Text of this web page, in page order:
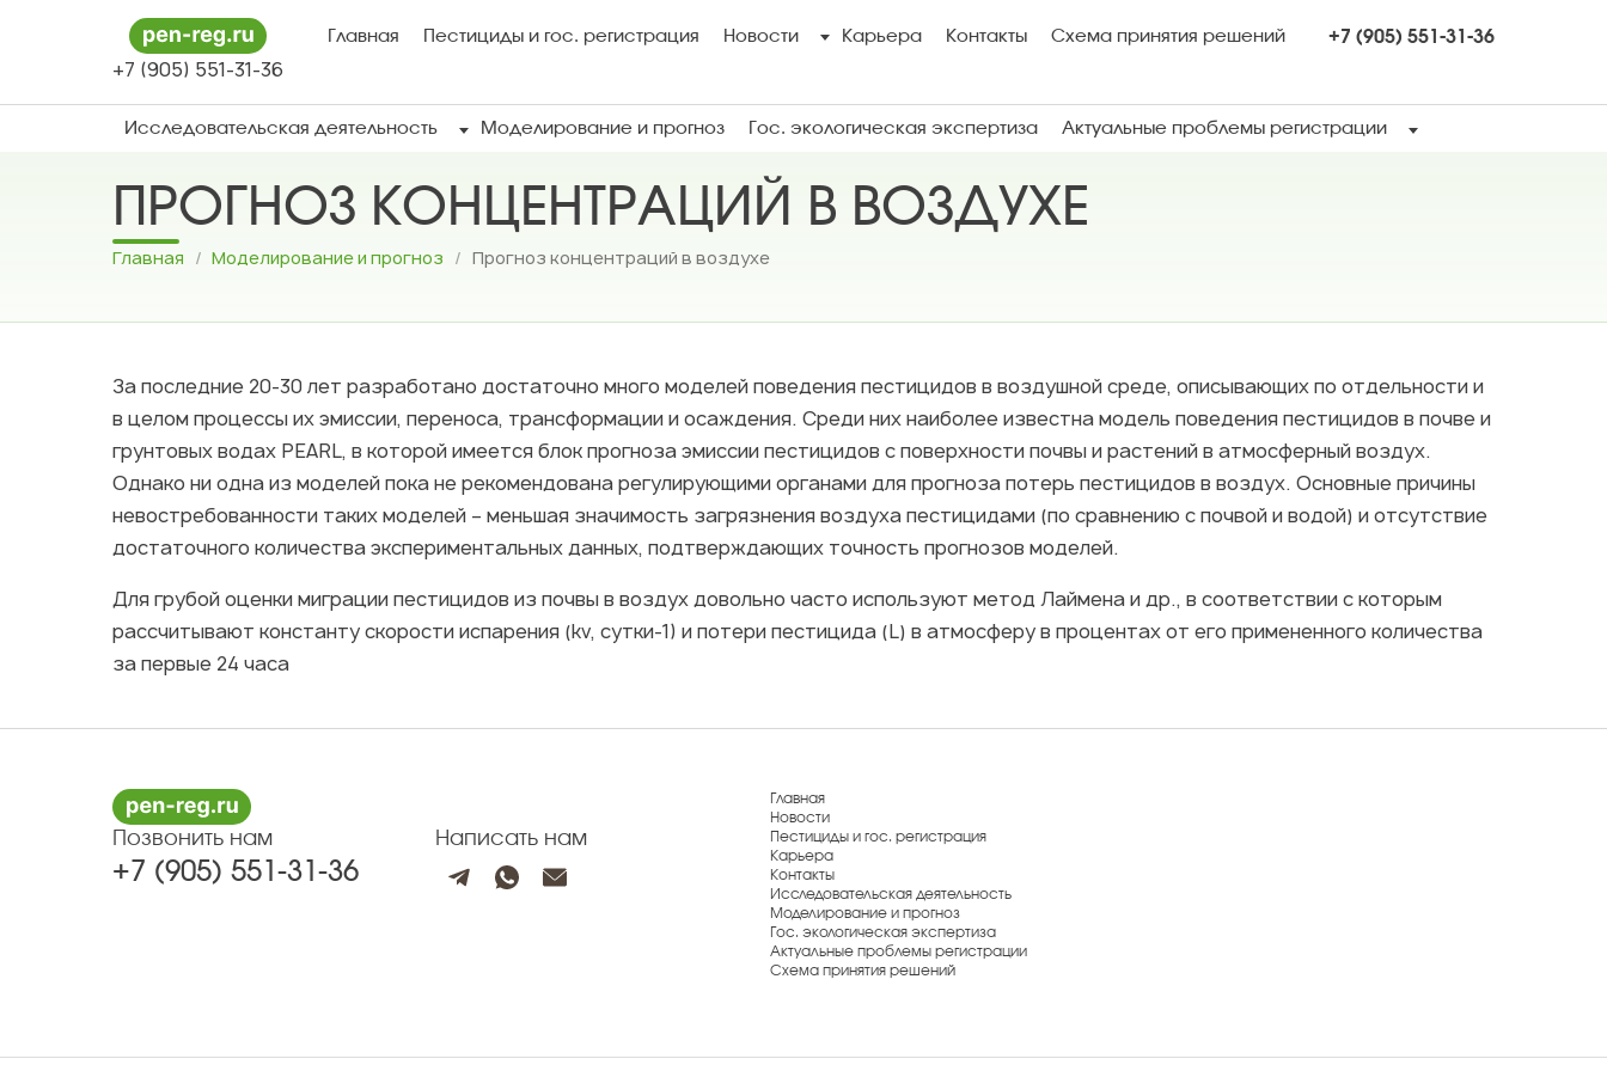
Главная Пестициды и гос. регистрация Новости Карьера Контакты Схема принятия решений +7 (905) 551-31-36
+7 (905) 551-31-36
Исследовательская деятельность Моделирование и прогноз Гос. экологическая экспертиза Актуальные проблемы регистрации
ПРОГНОЗ КОНЦЕНТРАЦИЙ В ВОЗДУХЕ
Главная / Моделирование и прогноз / Прогноз концентраций в воздухе
За последние 20-30 лет разработано достаточно много моделей поведения пестицидов в воздушной среде, описывающих по отдельности и
в целом процессы их эмиссии, переноса, трансформации и осаждения. Среди них наиболее известна модель поведения пестицидов в почве и
грунтовых водах PEARL, в которой имеется блок прогноза эмиссии пестицидов с поверхности почвы и растений в атмосферный воздух.
Однако ни одна из моделей пока не рекомендована регулирующими органами для прогноза потерь пестицидов в воздух. Основные причины
невостребованности таких моделей – меньшая значимость загрязнения воздуха пестицидами (по сравнению с почвой и водой) и отсутствие
достаточного количества экспериментальных данных, подтверждающих точность прогнозов моделей.
Для грубой оценки миграции пестицидов из почвы в воздух довольно часто используют метод Лаймена и др., в соответствии с которым
рассчитывают константу скорости испарения (kv, сутки-1) и потери пестицида (L) в атмосферу в процентах от его примененного количества
за первые 24 часа
Позвонить нам
+7 (905) 551-31-36
Написать нам
Главная
Новости
Пестициды и гос. регистрация
Карьера
Контакты
Исследовательская деятельность
Моделирование и прогноз
Гос. экологическая экспертиза
Актуальные проблемы регистрации
Схема принятия решений